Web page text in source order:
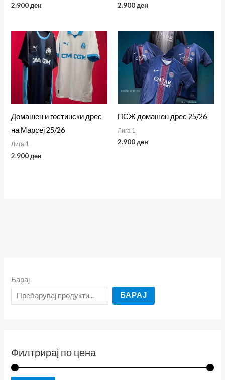
Барај
БАРАЈ
Филтрирај по цена
2.900ден 2.900ден
Домашен и гостински дрес
на Марсеј 25/26
Лига 1
2.900ден
ПСЖ домашен дрес 25/26
Лига 1
2.900ден